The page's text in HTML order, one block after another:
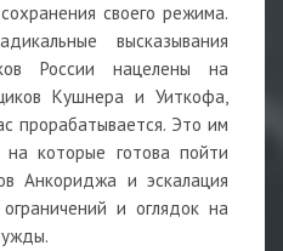
своего режима.
высказывания
России нацелены на
Кушнера и Уиткофа,
прорабатывается. Это им
которые готова пойти
Анкориджа и эскалация
и оглядок на